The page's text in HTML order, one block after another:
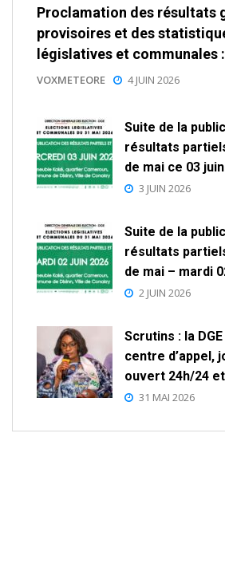
Proclamation des résultats
provisoires et des
législatives et communales
VOXMETEORE 4 JUIN 2026
Suite de la
résultats
de mai ce 03
3 JUIN 2026
Suite de la
résultats
de mai – mardi
2 JUIN 2026
Scrutins : la
centre d’appel,
ouvert 24h/24
31 MAI 2026